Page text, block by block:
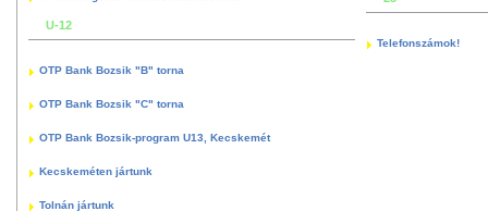
U-12
OTP Bank Bozsik "B" torna
OTP Bank Bozsik "C" torna
OTP Bank Bozsik-program U13, Kecskemét
Kecskeméten jártunk
Tolnán jártunk
Telefonszámok!